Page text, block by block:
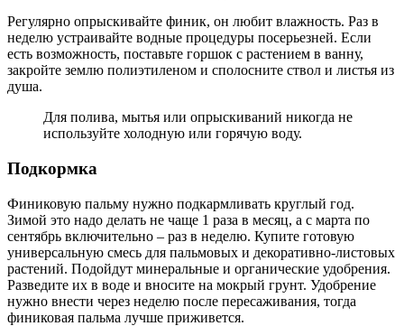
Регулярно опрыскивайте финик, он любит влажность. Раз в
неделю устраивайте водные процедуры посерьезней. Если
есть возможность, поставьте горшок с растением в ванну,
закройте землю полиэтиленом и сполосните ствол и листья из
душа.
Для полива, мытья или опрыскиваний никогда не
используйте холодную или горячую воду.
Подкормка
Финиковую пальму нужно подкармливать круглый год.
Зимой это надо делать не чаще 1 раза в месяц, а с марта по
сентябрь включительно – раз в неделю. Купите готовую
универсальную смесь для пальмовых и декоративно-листовых
растений. Подойдут минеральные и органические удобрения.
Разведите их в воде и вносите на мокрый грунт. Удобрение
нужно внести через неделю после пересаживания, тогда
финиковая пальма лучше приживется.